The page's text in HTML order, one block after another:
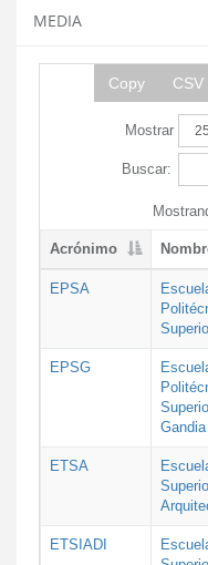
MEDIA
Copy CSV
Mostrar
Buscar:
Acrónimo
EPSA
EPSG
Gandia
ETSA
ETSIADI